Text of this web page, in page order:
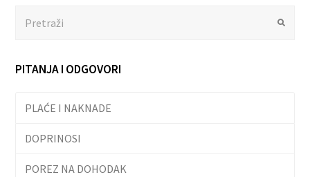
Submit
PITANJA I ODGOVORI
PLAĆE I NAKNADE
DOPRINOSI
POREZ NA DOHODAK